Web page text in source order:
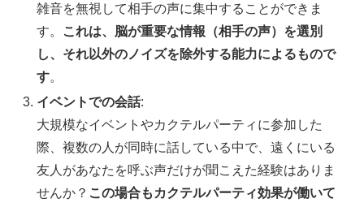
雑音を無視して相手の声に集中することができま
す。
これは、脳が重要な情報（相手の声）を選別
し、それ以外のノイズを除外する能力によるもので
す。
イベントでの会話:
大規模なイベントやカクテルパーティに参加した
際、複数の人が同時に話している中で、遠くにいる
友人があなたを呼ぶ声だけが聞こえた経験はありま
せんか？ この場合もカクテルパーティ効果が働いて